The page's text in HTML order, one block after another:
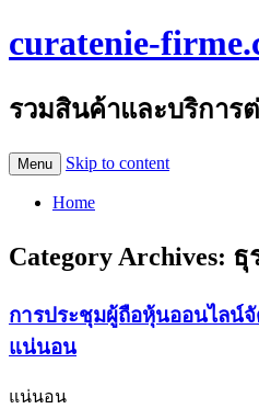
curatenie-
รวมสินค้าและบริการ
Menu Skip to content
Home
Category Archives: ธุ
การประชุมผู้ถือหุ้นออนไลน์
แน่นอน
แน่นอน